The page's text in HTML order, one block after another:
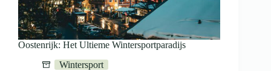
Oostenrijk: Het Ultieme Wintersportparadijs
Wintersport